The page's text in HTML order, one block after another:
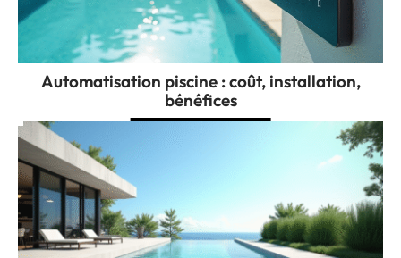
Automatisation piscine : coût, installation,
bénéfices